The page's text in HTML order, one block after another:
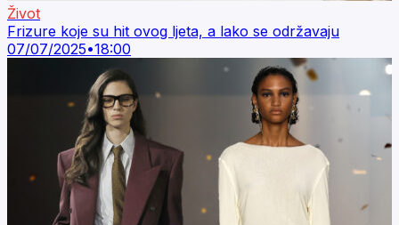
Život
Frizure koje su hit ovog ljeta, a lako se održavaju
07/07/2025•18:00